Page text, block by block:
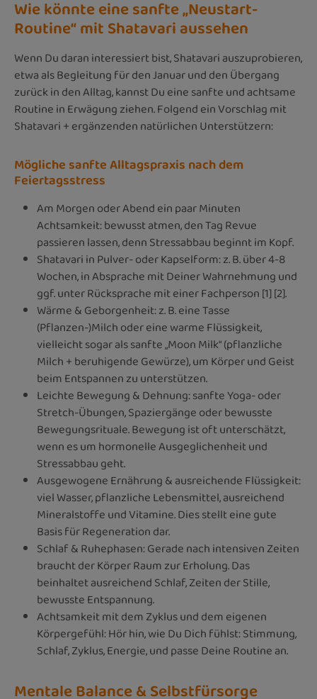
Wie könnte eine sanfte „Neustart-
Routine“ mit Shatavari aussehen
Wenn Du daran interessiert bist, Shatavari auszuprobieren,
etwa als Begleitung für den Januar und den Übergang
zurück in den Alltag, kannst Du eine sanfte und achtsame
Routine in Erwägung ziehen. Folgend ein Vorschlag mit
Shatavari + ergänzenden natürlichen Unterstützern:
Mögliche sanfte Alltagspraxis nach dem
Feiertagsstress
Am Morgen oder Abend ein paar Minuten
Achtsamkeit: bewusst atmen, den Tag Revue
passieren lassen, denn Stressabbau beginnt im Kopf.
Shatavari in Pulver- oder Kapselform: z. B. über 4-8
Wochen, in Absprache mit Deiner Wahrnehmung und
ggf. unter Rücksprache mit einer Fachperson [1] [2].
Wärme & Geborgenheit: z. B. eine Tasse
(Pflanzen-)Milch oder eine warme Flüssigkeit,
vielleicht sogar als sanfte „Moon Milk“ (pflanzliche
Milch + beruhigende Gewürze), um Körper und Geist
beim Entspannen zu unterstützen.
Leichte Bewegung & Dehnung: sanfte Yoga- oder
Stretch-Übungen, Spaziergänge oder bewusste
Bewegungsrituale. Bewegung ist oft unterschätzt,
wenn es um hormonelle Ausgeglichenheit und
Stressabbau geht.
Ausgewogene Ernährung & ausreichende Flüssigkeit:
viel Wasser, pflanzliche Lebensmittel, ausreichend
Mineralstoffe und Vitamine. Dies stellt eine gute
Basis für Regeneration dar.
Schlaf & Ruhephasen: Gerade nach intensiven Zeiten
braucht der Körper Raum zur Erholung. Das
beinhaltet ausreichend Schlaf, Zeiten der Stille,
bewusste Entspannung.
Achtsamkeit mit dem Zyklus und dem eigenen
Körpergefühl: Hör hin, wie Du Dich fühlst: Stimmung,
Schlaf, Zyklus, Energie, und passe Deine Routine an.
Mentale Balance & Selbstfürsorge